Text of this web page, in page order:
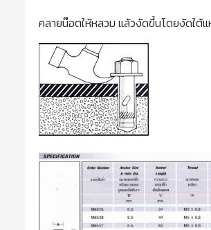
คลายน๊อตให้หลวม แล้วงัดขึ้นโดยงัดใต้แ